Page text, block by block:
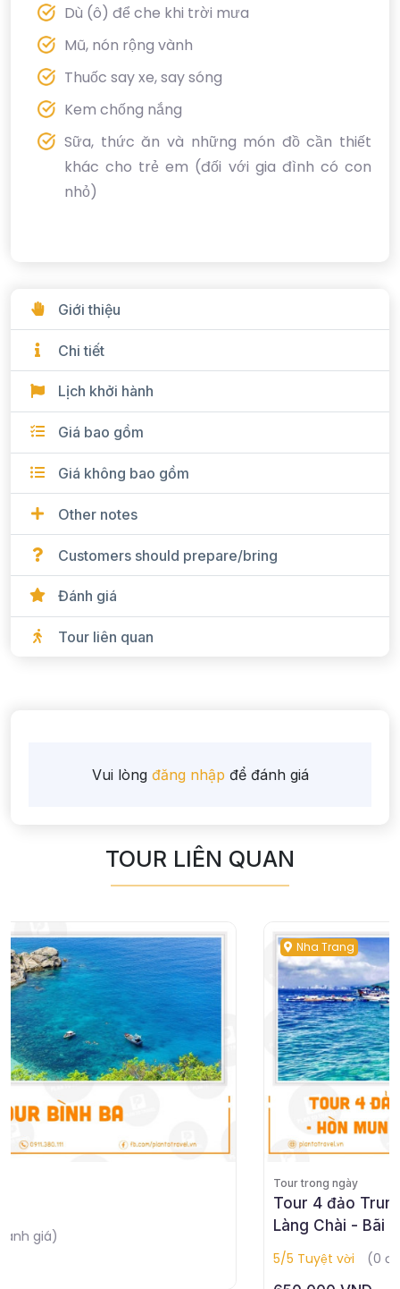
Dù (ô) để che khi trời mưa
Mũ, nón rộng vành
Thuốc say xe, say sóng
Kem chống nắng
Sữa, thức ăn và những món đồ cần thiết
khác cho trẻ em (đối với gia đình có con
nhỏ)
Giới thiệu
Chi tiết
Lịch khởi hành
Giá bao gồm
Giá không bao gồm
Other notes
Customers should prepare/bring
Đánh giá
Tour liên quan
Vui lòngđăng nhập để đánh giá
TOUR LIÊN QUAN
Nha Trang
Tour 4 đảo Trung Tâm Lặn Biển - Hòn Mun -
Làng Chài - Bãi Tranh